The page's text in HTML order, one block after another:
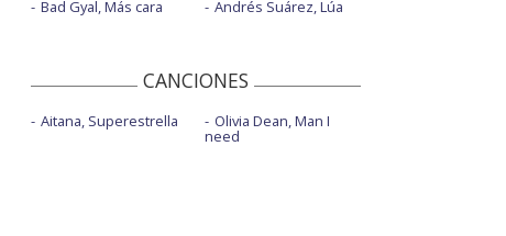
Bad Gyal, Más cara
Andrés Suárez, Lúa
CANCIONES
Aitana, Superestrella Olivia Dean, Man I
need